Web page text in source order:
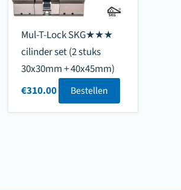
Mul-T-Lock SKG★★★
cilinder set (2 stuks
30x30mm + 40x45mm)
€310.00 Bestellen